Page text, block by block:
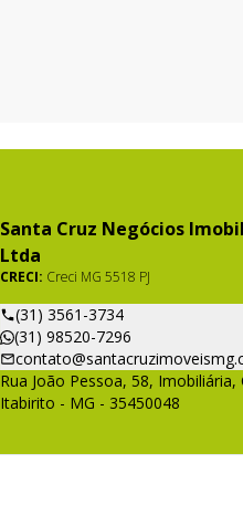
Santa Cruz Negócios
Ltda
CRECI: Creci MG 5518 PJ
(31) 3561-3734
(31) 98520-7296
Rua João Pessoa, 58, Imobiliária,
Itabirito - MG - 35450048